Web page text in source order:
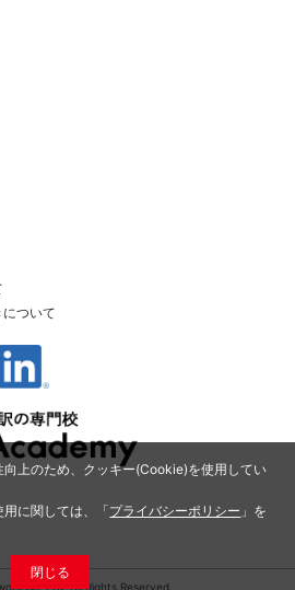
上のため、クッキー(Cookie)を使用してい
に関しては、「プライバシーポリシー 」を
閉じる
ついて
Co.,Ltd. All Rights Reserved.